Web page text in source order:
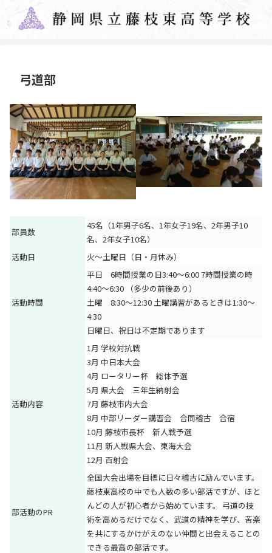
弓道部
部員数
45名（1年男子6名、1年女子19名、2年男子10
名、2年女子10名）
活動日
火～土曜日（日・月休み）
活動時間
平日 6時間授業の日3:40〜6:00 7時間授業の時
4:40〜6:30 （多少の前後あり）
土曜 8:30〜12:30 土曜講習があるときは1:30〜
4:30
日曜日、祝日は不定期であります
活動内容
1月 学校対抗戦
3月 中日本大会
4月 ロータリー杯 総体予選
5月 県大会 三年生納射会
7月 藤枝市内大会
8月 中部リーダー講習会 合同稽古 合宿
10月 藤枝市長杯 新人戦予選
11月 新人戦県大会、東海大会
12月 百射会
部活動のPR
全国大会出場を目標に日々稽古に励んでいます。
藤枝東高校の中でも人数の多い部活ですが、ほと
んどの人が初心者から始めています。 弓道の技
術を高めるだけでなく、武道の精神を学び、苦楽
を共にするかけがえのない仲間と出会えることの
できる最高の部活です。